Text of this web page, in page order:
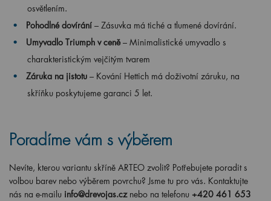
osvětlením.
Pohodlné dovírání – Zásuvka má tiché a tlumené dovírání.
Umyvadlo Triumph v ceně – Minimalistické umyvadlo s
charakteristickým vejčitým tvarem
Záruka na jistotu – Kování Hettich má doživotní záruku, na
skříňku poskytujeme garanci 5 let.
Poradíme vám s výběrem
Nevíte, kterou variantu skříně ARTEO zvolit? Potřebujete poradit s
volbou barev nebo výběrem povrchu? Jsme tu pro vás. Kontaktujte
nás na e-mailu info@drevojas.cz nebo na telefonu +420 461 653